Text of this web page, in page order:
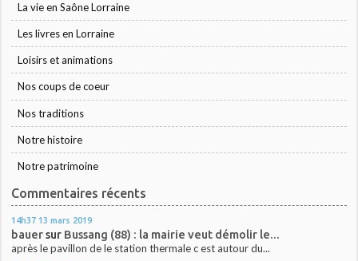
La vie en Saône Lorraine
Les livres en Lorraine
Loisirs et animations
Nos coups de coeur
Nos traditions
Notre histoire
Notre patrimoine
Commentaires récents
14h37 13 mars 2019
bauersur Bussang (88) : la mairie veut démolir le...
après le pavillon de le station thermale c est autour du...